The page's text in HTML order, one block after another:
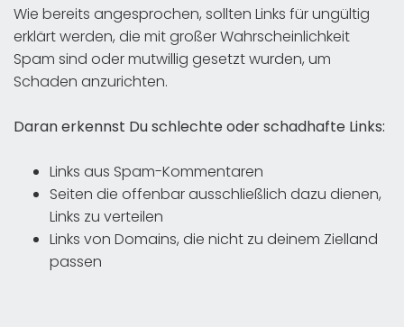
Wie bereits angesprochen, sollten Links für ungültig
erklärt werden, die mit großer Wahrscheinlichkeit
Spam sind oder mutwillig gesetzt wurden, um
Schaden anzurichten.
Daran erkennst Du schlechte oder schadhafte Links:
Links aus Spam-Kommentaren
Seiten die offenbar ausschließlich dazu dienen,
Links zu verteilen
Links von Domains, die nicht zu deinem Zielland
passen